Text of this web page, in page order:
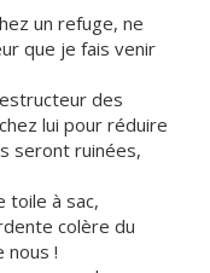
un refuge, ne
que je fais venir
des
lui pour réduire
seront ruinées,
toile à sac,
colère du
nous !